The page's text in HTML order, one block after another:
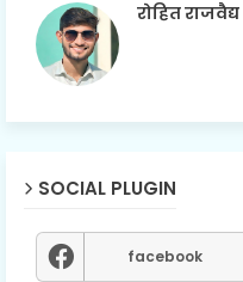
रोहित राजवैद्य
SOCIAL PLUGIN
facebook